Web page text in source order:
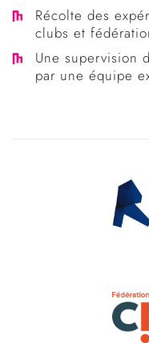
Récolte des
clubs et
Une supervision
par une équipe